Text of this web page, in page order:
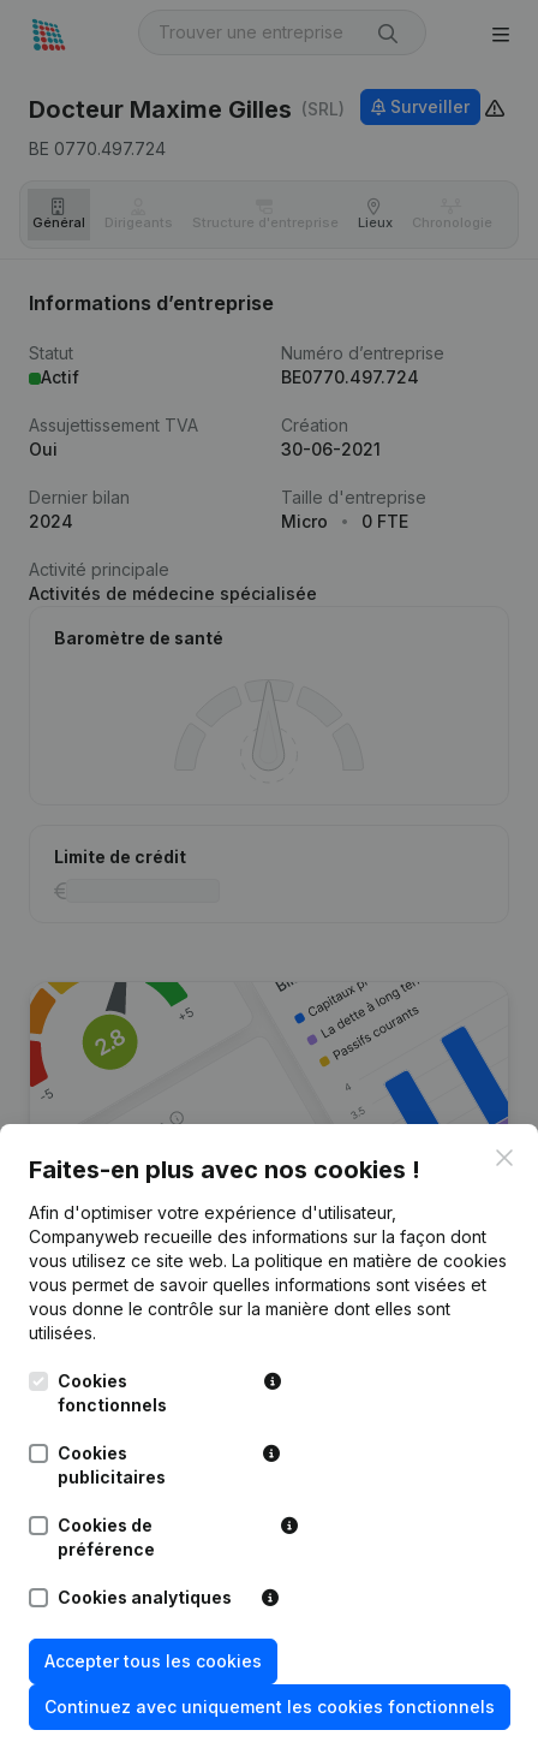
Docteur Maxime Gilles (SRL)
BE 0770.497.724
Surveiller
Général Dirigeants Structure d'entreprise Lieux Chronologie
Informations d’entreprise
Statut
Actif
Numéro d’entreprise
BE0770.497.724
Assujettissement TVA
Oui
Création
30-06-2021
Dernier bilan
2024
Taille d'entreprise
Micro
0 FTE
Activité principale
Activités de médecine spécialisée
Baromètre de santé
Limite de crédit
Vous recherchez plus
d’informations sur cette entreprise
?
Consulter la santé en un coup d'oeil
Choisissez des informations rapides ou des détails
granulaires
importants
Essayer gratuitement Découvrir plus
Essai gratuit de 7 jours, aucune carte de crédit requise.
Sources
Faites-en plus avec nos cookies !
Afin d'optimiser votre expérience d'utilisateur,
Companyweb recueille des informations sur la façon dont
vous utilisez ce site web. La politique en matière de cookies
vous permet de savoir quelles informations sont visées et
vous donne le contrôle sur la manière dont elles sont
utilisées.
Cookies
fonctionnels
Cookies
publicitaires
Cookies de
préférence
Cookies analytiques
Accepter tous les cookies
Continuez avec uniquement les cookies fonctionnels